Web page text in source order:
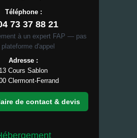
Téléphone :
73 37 88 21
à un expert FAP — pas
d'appel
Adresse :
13 Cours Sablon
Clermont-Ferrand
de contact & devis